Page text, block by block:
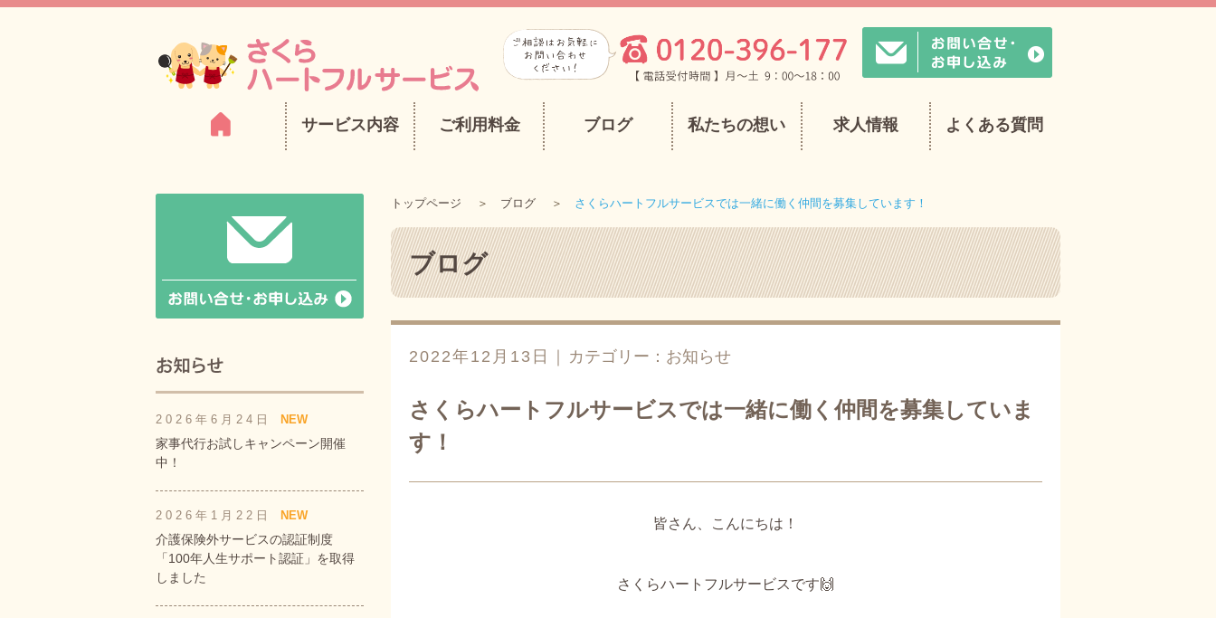
サービス内容 ご利用料金 ブログ 私たちの想い 求人情報 よくある質問
トップページ ブログ さくらハートフルサービスでは一緒に働く仲間を募集しています！
ブログ
2022年12月13日｜ カテゴリー： お知らせ
さくらハートフルサービスでは一緒に働く仲間を募集していま
す！
皆さん、こんにちは！
さくらハートフルサービスです🙌
2026年6月24日 NEW
家事代行お試しキャンペーン開催
中！
2026年1月22日 NEW
介護保険外サービスの認証制度
「100年人生サポート認証」を取得
しました